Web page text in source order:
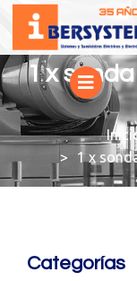
1 x
You are here:
1 x
Categorías